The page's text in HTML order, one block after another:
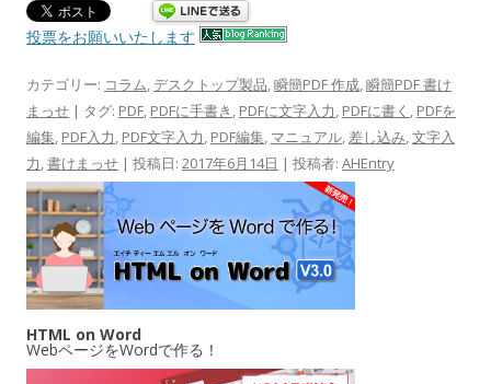
投票をお願いいたします
カテゴリー: コラム, デスクトップ製品,瞬簡PDF 作成,瞬簡PDF 書け
まっせ | タグ: PDF, PDFに手書き , PDFに文字入力, PDFに書く , PDFを
編集, PDF入力, PDF文字入力, PDF編集, マニュアル, 差し込み,文字入
力,書けまっせ | 投稿日: 2017年6月14日 | 投稿者: AHEntry
HTML on Word
WebページをWordで作る！